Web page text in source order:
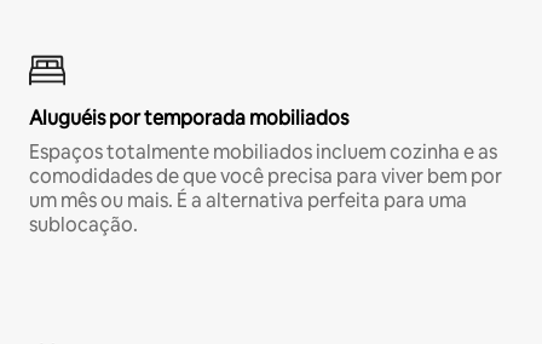
Aluguéis por temporada mobiliados
Espaços totalmente mobiliados incluem cozinha e as
comodidades de que você precisa para viver bem por
um mês ou mais. É a alternativa perfeita para uma
sublocação.